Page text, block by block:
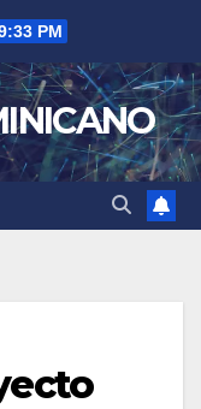
PM